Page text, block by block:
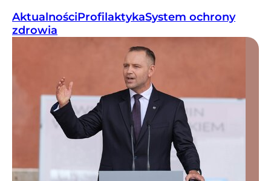
AktualnościProfilaktykaSystem ochrony
zdrowia